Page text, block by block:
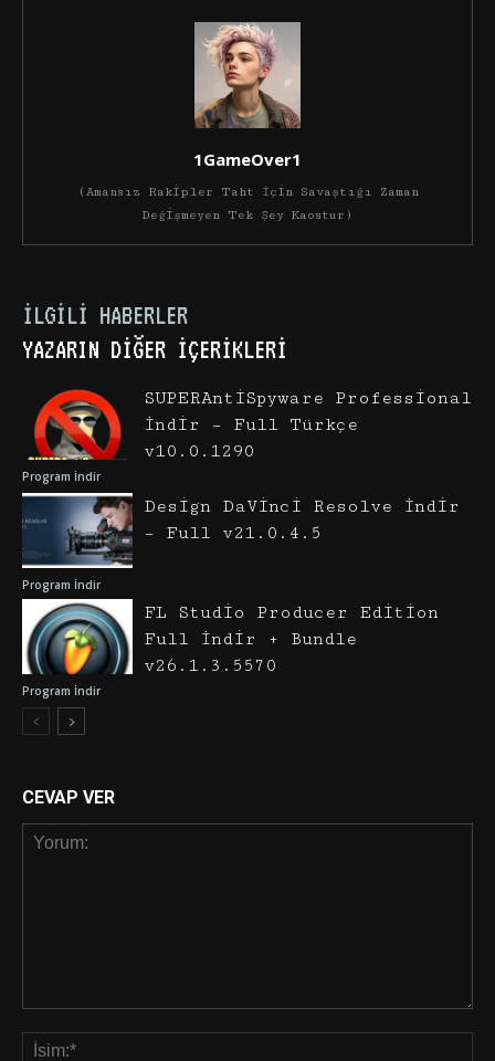
1GameOver1
(Amansız Rakipler Taht İçin Savaştığı Zaman
Değişmeyen Tek Şey Kaostur)
İLGILI HABERLER
YAZARIN DIĞER İÇERIKLERI
Program İndir
SUPERAntiSpyware Professional
İndir – Full Türkçe
v10.0.1290
Program İndir
Design DaVinci Resolve İndir
– Full v21.0.4.5
Program İndir
FL Studio Producer Edition
Full İndir + Bundle
v26.1.3.5570
CEVAP VER